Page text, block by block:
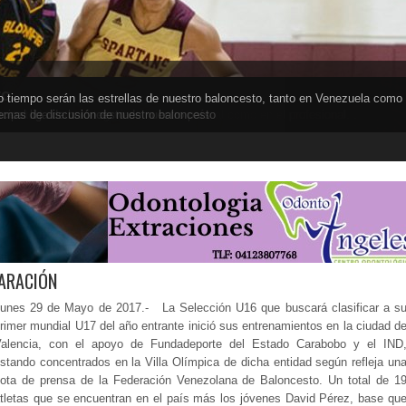
exterior, tanto en el baloncesto colegial como en el profesional. .
en todas sus categorías
liga de baloncesto de nuestro país
de discusión de nuestro baloncesto
serán las estrellas de nuestro baloncesto, tanto en Venezuela como
29 de Mayo de 2017.- La Selección U16 que buscará clasificar a su
mundial U17 del año entrante inició sus entrenamientos en la ciudad de
con el apoyo de Fundadeporte del Estado Carabobo y el IND,
concentrados en la Villa Olímpica de dicha entidad según refleja una
de prensa de la Federación Venezolana de Baloncesto. Un total de 19
que se encuentran en el país más los jóvenes David Pérez, base que